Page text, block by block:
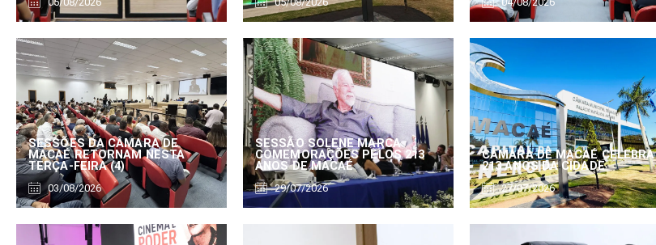
SESSÕES DA CÂMARA DE
MACAÉ RETORNAM NESTA
TERÇA-FEIRA (4)
03/08/2026
SESSÃO SOLENE MARCA
COMEMORAÇÕES PELOS 213
ANOS DE MACAÉ
29/07/2026
CÂMARA DE MACAÉ CELEBRA
213 ANOS DA CIDADE
27/07/2026